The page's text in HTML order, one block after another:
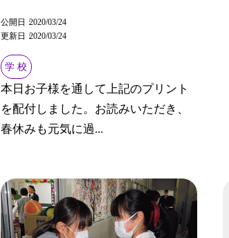
公開日
2020/03/24
更新日
2020/03/24
学 校
本日お子様を通して上記のプリント
を配付しました。お読みいただき、
春休みも元気に過...